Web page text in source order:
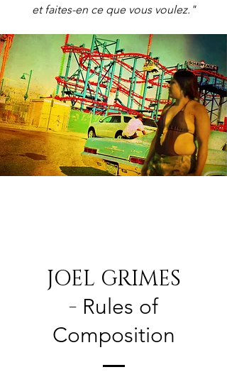
et faites-en ce que vous voulez."
JOEL GRIMES
- Rules of
Composition